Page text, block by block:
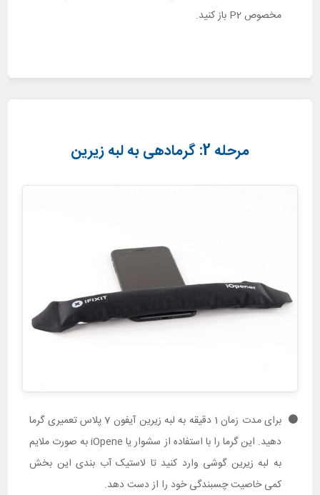
مخصوص P2 باز کنید.
مرحله 2: گرمادهی به لبه زیرین
برای مدت زمان 1 دقیقه به لبه زیرین آیفون 7 پلاس تعمیری گرما
دهید. این گرما را با استفاده از سشوار یا iOpene به صورت ملایم
به لبه زیرین گوشی وارد کنید تا لاستیک آب بندی این بخش
کمی خاصیت چسبندگی خود را از دست دهد.